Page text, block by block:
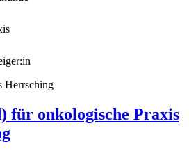
Herrsching
für onkologische Praxis